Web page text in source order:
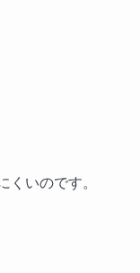
くいのです。